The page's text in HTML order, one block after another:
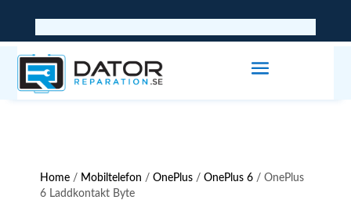
Home / Mobiltelefon /OnePlus /OnePlus 6 / OnePlus
6 Laddkontakt Byte